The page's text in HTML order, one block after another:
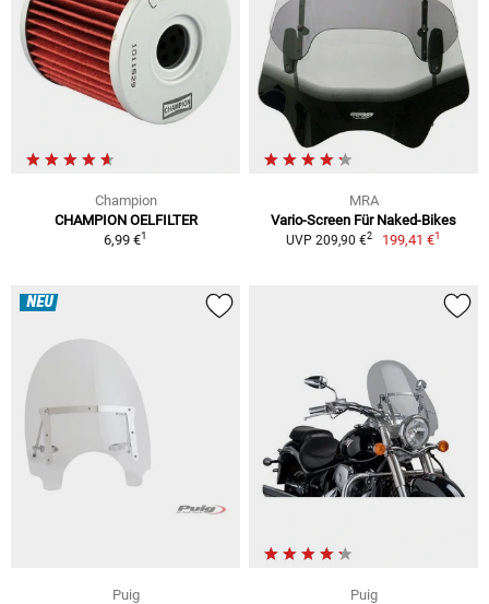
Champion
CHAMPION OELFILTER
6,99 €1
MRA
Vario-Screen Für Naked-Bikes
UVP 209,90 €2 199,41 €1
NEU
Puig
Puig